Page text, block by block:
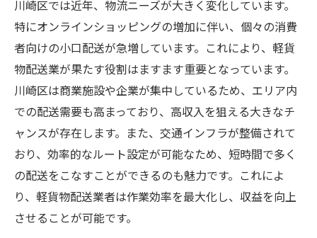
川崎区では近年、物流ニーズが大きく変化しています。
特にオンラインショッピングの増加に伴い、個々の消費
者向けの小口配送が急増しています。これにより、軽貨
物配送業が果たす役割はますます重要となっています。
川崎区は商業施設や企業が集中しているため、エリア内
での配送需要も高まっており、高収入を狙える大きなチ
ャンスが存在します。また、交通インフラが整備されて
おり、効率的なルート設定が可能なため、短時間で多く
の配送をこなすことができるのも魅力です。これによ
り、軽貨物配送業者は作業効率を最大化し、収益を向上
させることが可能です。